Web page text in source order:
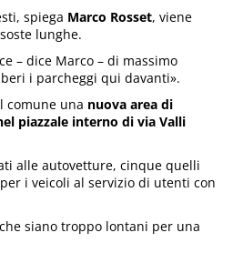
spiega Marco Rosset, viene
lunghe.
– dice Marco – di massimo
i parcheggi qui davanti».
comune una nuova area di
piazzale interno di via Valli
alle autovetture, cinque quelli
i veicoli al servizio di utenti con
siano troppo lontani per una